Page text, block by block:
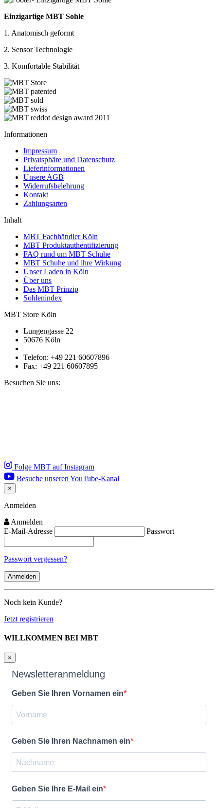
Einzigartige MBT Sohle
1. Anatomisch geformt
2. Sensor Technologie
3. Komfortable Stabilität
Informationen
Impressum
Privatsphäre und Datenschutz
Lieferinformationen
Unsere AGB
Widerrufsbelehrung
Kontakt
Zahlungsarten
Inhalt
MBT Fachhändler Köln
MBT Produktauthentifizierung
FAQ rund um MBT Schuhe
MBT Schuhe und ihre Wirkung
Unser Laden in Köln
Über uns
Das MBT Prinzip
Sohlenindex
MBT Store Köln
Lungengasse 22
50676 Köln
Telefon: +49 221 60607896
Fax: +49 221 60607895
Besuchen Sie uns:
Folge MBT auf Instagram
Besuche unseren YouTube-Kanal
×
Close
Anmelden
Anmelden
E-Mail-Adresse
Passwort
Passwort vergessen?
Noch kein Kunde?
Jetzt registrieren
WILLKOMMEN BEI MBT
×
Newsletteranmeldung
Geben Sie Ihren Vornamen ein
Geben Sie Ihren Nachnamen ein
Geben Sie Ihre E-Mail ein